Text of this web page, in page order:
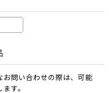
問い合わせの際は、可能
す。